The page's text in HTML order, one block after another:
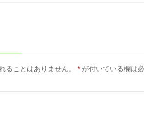
ることはありません。 * が付いている欄は